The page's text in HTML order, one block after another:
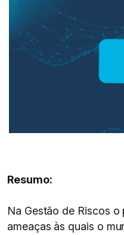
Resumo:
Na Gestão de Riscos
ameaças às quais o